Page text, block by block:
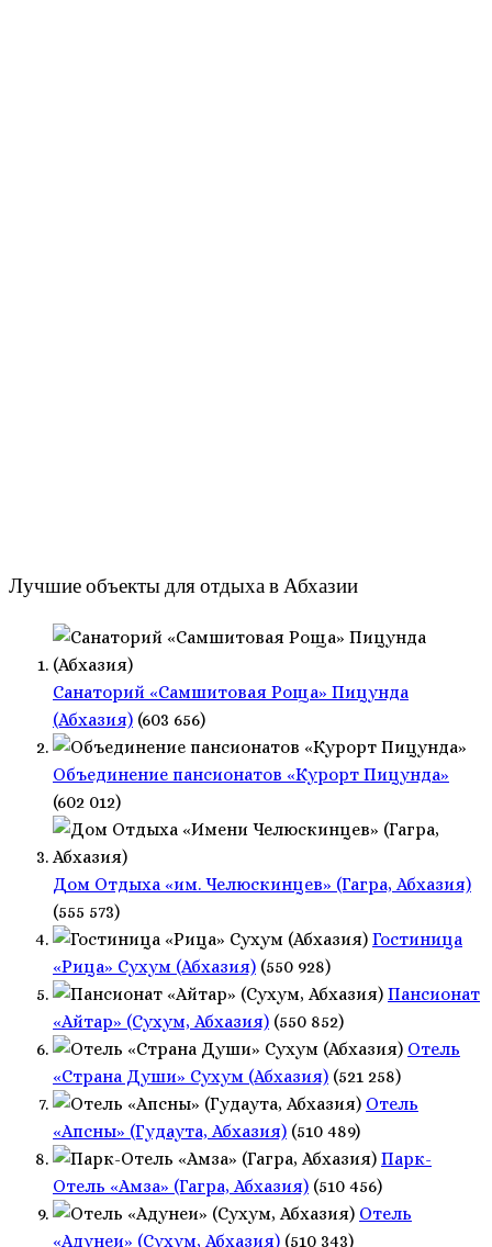
Лучшие объекты для отдыха в Абхазии
Санаторий «Самшитовая Роща» Пицунда
(Абхазия) (603 656)
Объединение пансионатов «Курорт Пицунда»
(602 012)
Дом Отдыха «им. Челюскинцев» (Гагра, Абхазия)
(555 573)
Гостиница
«Рица» Сухум (Абхазия) (550 928)
Пансионат
«Айтар» (Сухум, Абхазия) (550 852)
Отель
«Страна Души» Сухум (Абхазия) (521 258)
Отель
«Апсны» (Гудаута, Абхазия) (510 489)
Парк-
Отель «Амза» (Гагра, Абхазия) (510 456)
Отель
«Адунеи» (Сухум, Абхазия) (510 343)